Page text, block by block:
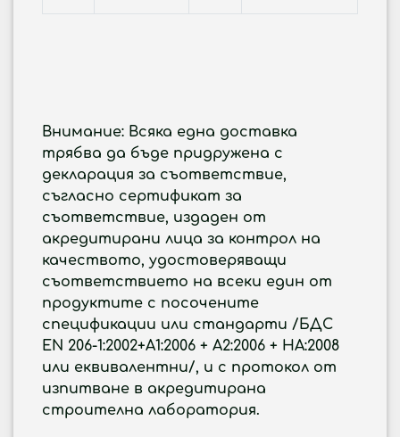
Внимание: Всяка една доставка
трябва да бъде придружена с
декларация за съответствие,
съгласно сертификат за
съответствие, издаден от
акредитирани лица за контрол на
качеството, удостоверяващи
съответствието на всеки един от
продуктите с посочените
спецификации или стандарти /БДС
EN 206-1:2002+A1:2006 + А2:2006 + НА:2008
или еквивалентни/, и с протокол от
изпитване в акредитирана
строителна лаборатория.